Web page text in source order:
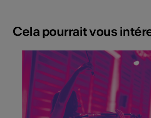
Cela pourrait vous